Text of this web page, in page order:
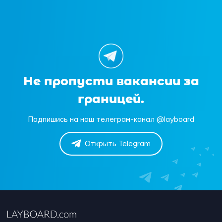
Не пропусти вакансии за
границей.
Подпишись на наш телеграм-канал @layboard
Открыть Telegram